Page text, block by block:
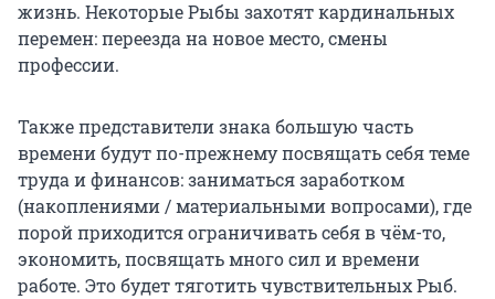
жизнь. Некоторые Рыбы захотят кардинальных
перемен: переезда на новое место, смены
профессии.
Также представители знака большую часть
времени будут по-прежнему посвящать себя теме
труда и финансов: заниматься заработком
(накоплениями / материальными вопросами), где
порой приходится ограничивать себя в чём-то,
экономить, посвящать много сил и времени
работе. Это будет тяготить чувствительных Рыб.